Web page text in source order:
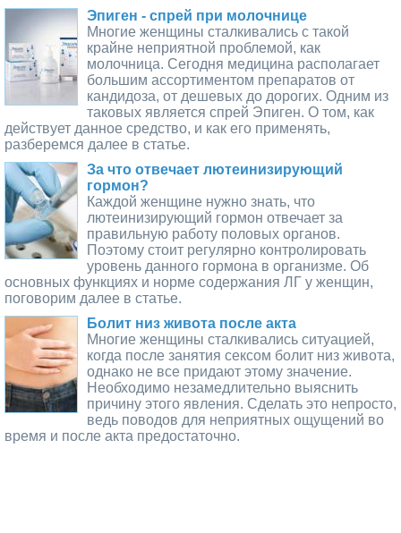
Эпиген - спрей при молочнице
Многие женщины сталкивались с такой
крайне неприятной проблемой, как
молочница. Сегодня медицина располагает
большим ассортиментом препаратов от
кандидоза, от дешевых до дорогих. Одним из
таковых является спрей Эпиген. О том, как
действует данное средство, и как его применять,
разберемся далее в статье.
За что отвечает лютеинизирующий
гормон?
Каждой женщине нужно знать, что
лютеинизирующий гормон отвечает за
правильную работу половых органов.
Поэтому стоит регулярно контролировать
уровень данного гормона в организме. Об
основных функциях и норме содержания ЛГ у женщин,
поговорим далее в статье.
Болит низ живота после акта
Многие женщины сталкивались ситуацией,
когда после занятия сексом болит низ живота,
однако не все придают этому значение.
Необходимо незамедлительно выяснить
причину этого явления. Сделать это непросто,
ведь поводов для неприятных ощущений во
время и после акта предостаточно.